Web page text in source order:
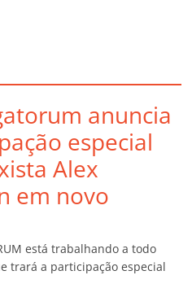
anuncia
especial
Alex
em novo
está trabalhando a todo
trará a participação especial